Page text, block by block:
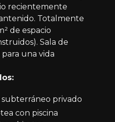
recientemente
Totalmente
de espacio
Sala de
una vida
privado
con piscina